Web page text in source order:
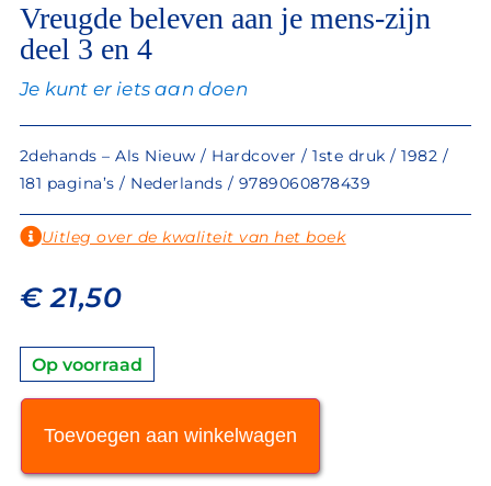
Vreugde beleven aan je mens-zijn
deel 3 en 4
Je kunt er iets aan doen
2dehands – Als Nieuw / Hardcover / 1ste druk / 1982 /
181 pagina’s / Nederlands / 9789060878439
Uitleg over de kwaliteit van het boek
€21,50
Op voorraad
Toevoegen aan winkelwagen